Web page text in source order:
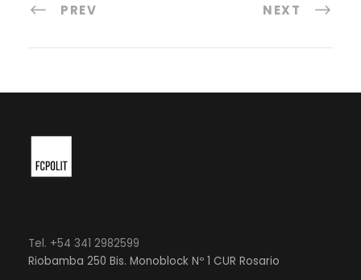
PREV NEXT
Tel. +54 341 2982599
Riobamba 250 Bis. Monoblock Nº 1 CUR Rosario